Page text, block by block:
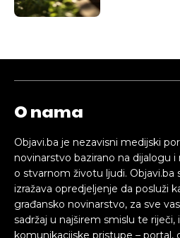
O nama
Objavi.ba je nezavisni medijski
novinarstvo bazirano na dijalogu
o stvarnom životu ljudi. Objavi.ba
izražava opredjeljenje da posluži
građansko novinarstvo, za sve
sadržaj u najširem smislu te riječi,
komunikacijske pristupe – portal,